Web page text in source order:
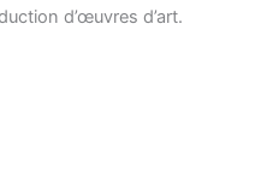
d’œuvres d’art.